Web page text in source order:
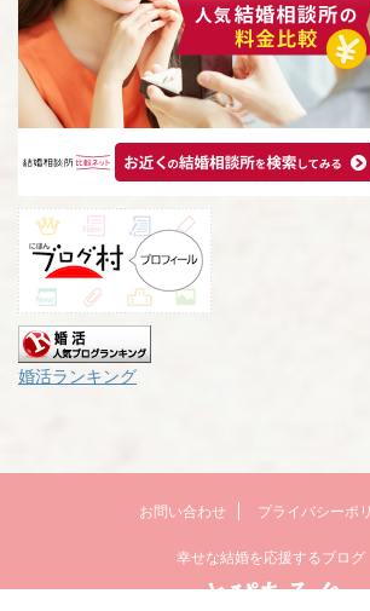
婚活ランキング
お問い合わせ プライバシーポ
幸せな結婚を応援するブログ
とぴあろぐ